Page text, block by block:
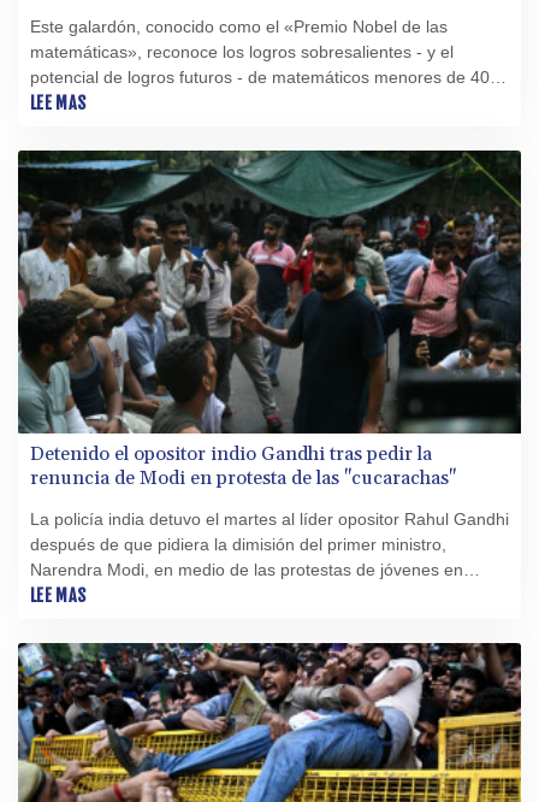
Este galardón, conocido como el «Premio Nobel de las
matemáticas», reconoce los logros sobresalientes - y el
potencial de logros futuros - de matemáticos menores de 40
años.
LEE MAS
Detenido el opositor indio Gandhi tras pedir la
renuncia de Modi en protesta de las "cucarachas"
La policía india detuvo el martes al líder opositor Rahul Gandhi
después de que pidiera la dimisión del primer ministro,
Narendra Modi, en medio de las protestas de jóvenes en
Nueva Delhi que exigen reformas educativas.
LEE MAS